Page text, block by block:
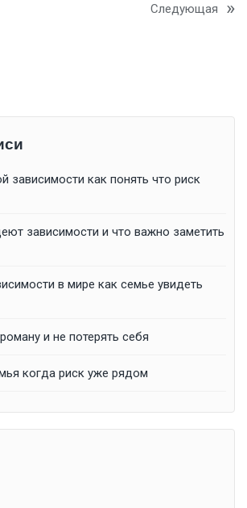
Следующая
зависимости как понять что риск
зависимости и что важно заметить
в мире как семье увидеть
и не потерять себя
когда риск уже рядом